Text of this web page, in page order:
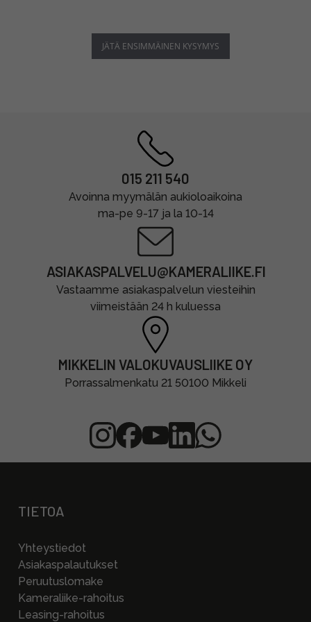
JÄTÄ ENSIMMÄINEN KYSYMYS
015 211 540
Avoinna myymälän aukioloaikoina
ma-pe 9-17 ja la 10-14
ASIAKASPALVELU@KAMERALIIKE.FI
Vastaamme asiakaspalvelun viesteihin
viimeistään 24 h kuluessa
MIKKELIN VALOKUVAUSLIIKE OY
Porrassalmenkatu 21 50100 Mikkeli
TIETOA
Yhteystiedot
Asiakaspalautukset
Peruutuslomake
Kameraliike-rahoitus
Leasing-rahoitus